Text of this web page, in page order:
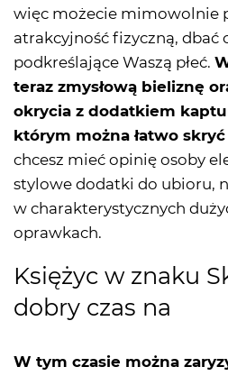
więc możecie mimowolnie
atrakcyjność fizyczną, dbać
podkreślające Waszą płeć.
teraz zmysłową bieliznę
okrycia z dodatkiem
którym można łatwo
chcesz mieć opinię osoby
stylowe dodatki do ubioru,
w charakterystycznych
oprawkach.
Księżyc w znaku
dobry czas na
W tym czasie można